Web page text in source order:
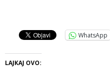
WhatsApp
LAJKAJ OVO: